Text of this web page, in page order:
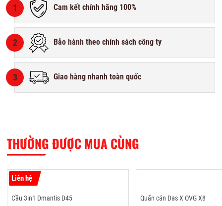
1 Cam kết chính hãng 100%
2 Bảo hành theo chính sách công ty
3 Giao hàng nhanh toàn quốc
THƯỜNG ĐƯỢC MUA CÙNG
Liên hệ
Cầu 3in1 Dmantis D45 Quấn cán Das X OVG X8